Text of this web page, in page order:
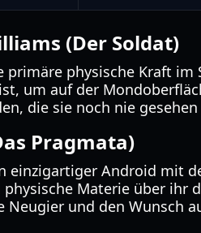
(Der Soldat)
primäre physische Kraft im
um auf der
die sie noch nie
Pragmata)
einzigartiger Android mit
physische Materie über ihr
Neugier und den Wunsch